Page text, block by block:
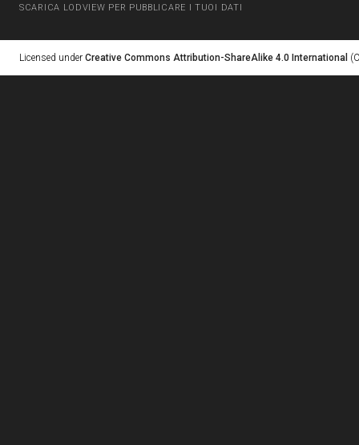
SCARICA LODVIEW PER PUBBLICARE I TUOI DATI
Licensed under Creative Commons Attribution-ShareAlike 4.0 International